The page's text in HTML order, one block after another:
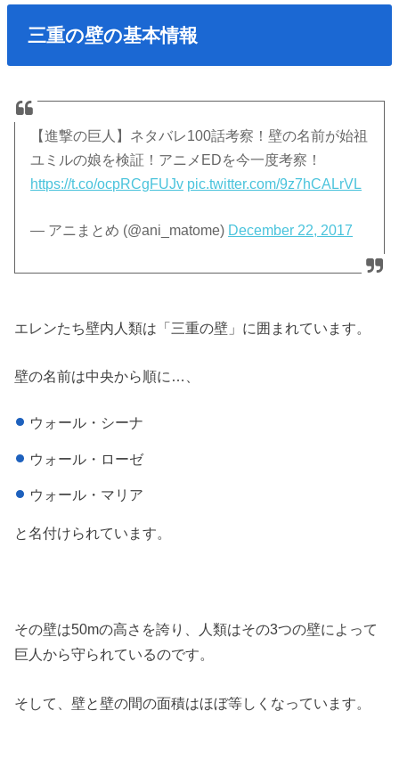
三重の壁の基本情報
【進撃の巨人】ネタバレ100話考察！壁の名前が始祖
ユミルの娘を検証！アニメEDを今一度考察！
https://t.co/ocpRCgFUJv pic.twitter.com/9z7hCALrVL
— アニまとめ (@ani_matome) December 22, 2017
エレンたち壁内人類は「三重の壁」に囲まれています。
壁の名前は中央から順に…、
ウォール・シーナ
ウォール・ローゼ
ウォール・マリア
と名付けられています。
その壁は50mの高さを誇り、人類はその3つの壁によって
巨人から守られているのです。
そして、壁と壁の間の面積はほぼ等しくなっています。